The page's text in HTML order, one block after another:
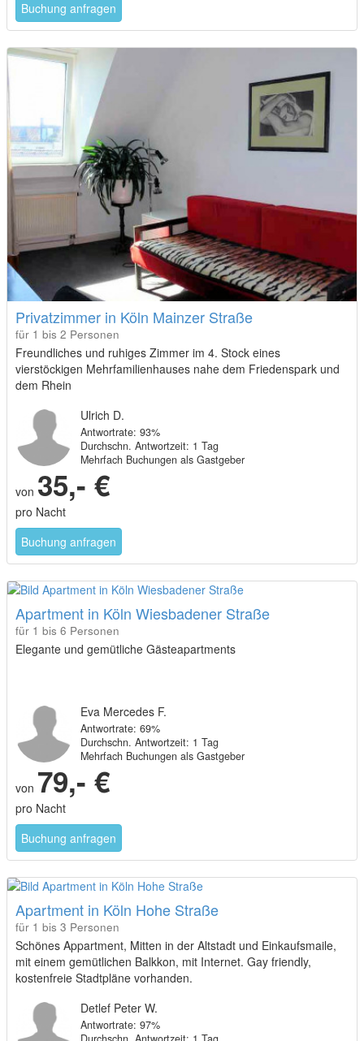
Buchung anfragen
Privatzimmer in Köln Mainzer Straße
für 1 bis 2 Personen
Freundliches und ruhiges Zimmer im 4. Stock eines
vierstöckigen Mehrfamilienhauses nahe dem Friedenspark und
dem Rhein
Ulrich D.
Antwortrate: 93%
Durchschn. Antwortzeit: 1 Tag
Mehrfach Buchungen als Gastgeber
von 35,- €
pro Nacht
Buchung anfragen
Apartment in Köln Wiesbadener Straße
für 1 bis 6 Personen
Elegante und gemütliche Gästeapartments
Eva Mercedes F.
Antwortrate: 69%
Durchschn. Antwortzeit: 1 Tag
Mehrfach Buchungen als Gastgeber
von 79,- €
pro Nacht
Buchung anfragen
Apartment in Köln Hohe Straße
für 1 bis 3 Personen
Schönes Appartment, Mitten in der Altstadt und Einkaufsmaile,
mit einem gemütlichen Balkkon, mit Internet. Gay friendly,
kostenfreie Stadtpläne vorhanden.
Detlef Peter W.
Antwortrate: 97%